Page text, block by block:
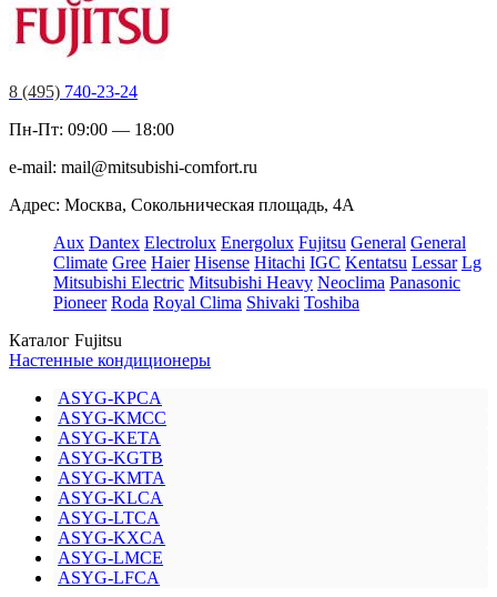
8 (495) 740-23-24
Пн-Пт: 09:00 — 18:00
e-mail: mail@mitsubishi-comfort.ru
Адрес: Москва, Сокольническая площадь, 4А
Aux Dantex Electrolux Energolux Fujitsu General General
Climate Gree Haier Hisense Hitachi IGC Kentatsu Lessar Lg
Mitsubishi Electric Mitsubishi Heavy Neoclima Panasonic
Pioneer Roda Royal Clima Shivaki Toshiba
Каталог Fujitsu
Настенные кондиционеры
ASYG-KPCA
ASYG-KMCC
ASYG-KETA
ASYG-KGTB
ASYG-KMTA
ASYG-KLCA
ASYG-LTCA
ASYG-KXCA
ASYG-LMCE
ASYG-LFCA